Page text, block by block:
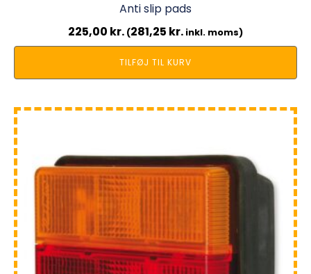
Anti slip pads
225,00 kr. (281,25 kr. inkl. moms)
TILFØJ TIL KURV